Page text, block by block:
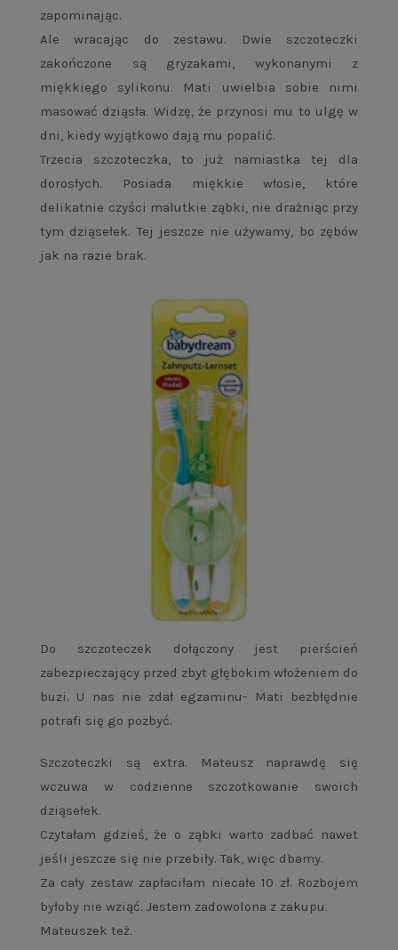
zapominając.
Ale wracając do zestawu. Dwie szczoteczki
zakończone są gryzakami, wykonanymi z
miękkiego sylikonu. Mati uwielbia sobie nimi
masować dziąsła. Widzę, że przynosi mu to ulgę w
dni, kiedy wyjątkowo dają mu popalić.
Trzecia szczoteczka, to już namiastka tej dla
dorosłych. Posiada miękkie włosie, które
delikatnie czyści malutkie ząbki, nie drażniąc przy
tym dziąsełek. Tej jeszcze nie używamy, bo zębów
jak na razie brak.
Do szczoteczek dołączony jest pierścień
zabezpieczający przed zbyt głębokim włożeniem do
buzi. U nas nie zdał egzaminu- Mati bezbłędnie
potrafi się go pozbyć.
Szczoteczki są extra. Mateusz naprawdę się
wczuwa w codzienne szczotkowanie swoich
dziąsełek.
Czytałam gdzieś, że o ząbki warto zadbać nawet
jeśli jeszcze się nie przebiły. Tak, więc dbamy.
Za cały zestaw zapłaciłam niecałe 10 zł. Rozbojem
byłoby nie wziąć. Jestem zadowolona z zakupu.
Mateuszek też.